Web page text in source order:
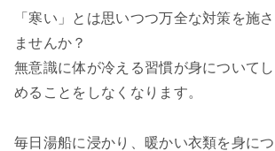
「寒い」とは思いつつ万全な対策を施
ませんか？
無意識に体が冷える習慣が身について
めることをしなくなります。
毎日湯船に浸かり、暖かい衣類を身に